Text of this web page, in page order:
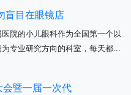
盲目在眼镜店
院的小儿眼科作为全国第一个以
为专业研究方向的科室，每天都...
暨一届一次代